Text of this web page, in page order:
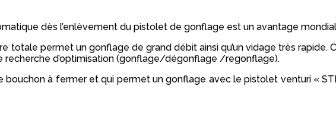
dès l’enlèvement du pistolet de gonflage est un avantage
totale permet un gonflage de grand débit ainsi qu’un vidage très
recherche d’optimisation (gonflage/dégonflage /regonflage).
bouchon à fermer et qui permet un gonflage avec le pistolet venturi «